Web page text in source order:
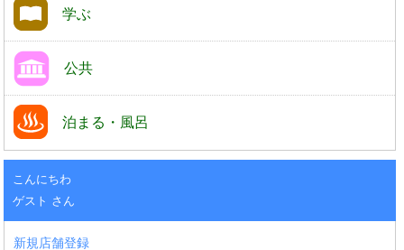
学ぶ
公共
泊まる・風呂
こんにちわ
ゲスト さん
新規店舗登録